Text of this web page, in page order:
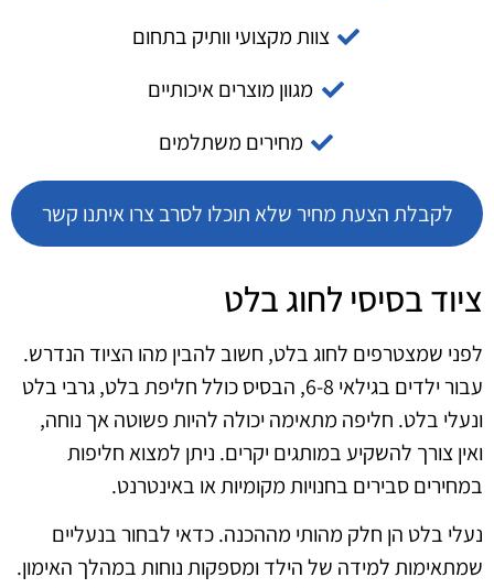
צוות מקצועי וותיק בתחום
מגוון מוצרים איכותיים
מחירים משתלמים
לקבלת הצעת מחיר שלא תוכלו לסרב צרו איתנו קשר
ציוד בסיסי לחוג בלט
לפני שמצטרפים לחוג בלט, חשוב להבין מהו הציוד הנדרש.
עבור ילדים בגילאי 6-8, הבסיס כולל חליפת בלט, גרבי בלט
ונעלי בלט. חליפה מתאימה יכולה להיות פשוטה אך נוחה,
ואין צורך להשקיע במותגים יקרים. ניתן למצוא חליפות
במחירים סבירים בחנויות מקומיות או באינטרנט.
נעלי בלט הן חלק מהותי מההכנה. כדאי לבחור בנעליים
שמתאימות למידה של הילד ומספקות נוחות במהלך האימון.